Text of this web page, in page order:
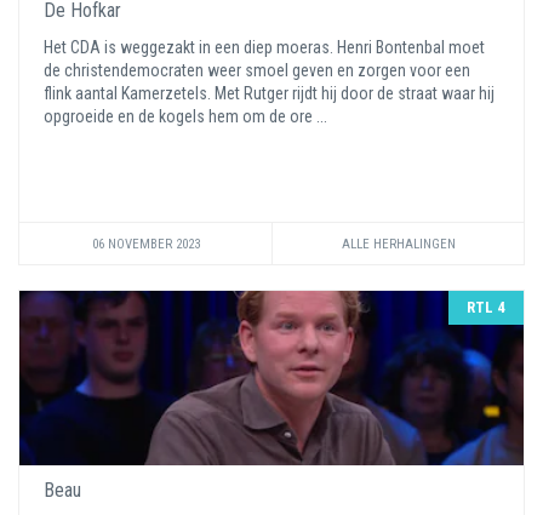
De Hofkar
Het CDA is weggezakt in een diep moeras. Henri Bontenbal moet
de christendemocraten weer smoel geven en zorgen voor een
flink aantal Kamerzetels. Met Rutger rijdt hij door de straat waar hij
opgroeide en de kogels hem om de ore ...
06 NOVEMBER 2023 ALLE HERHALINGEN
RTL 4
Beau